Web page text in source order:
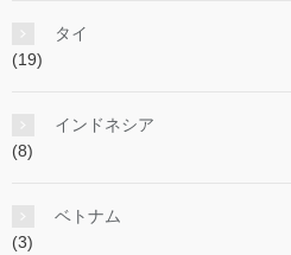
タイ
(19)
インドネシア
(8)
ベトナム
(3)